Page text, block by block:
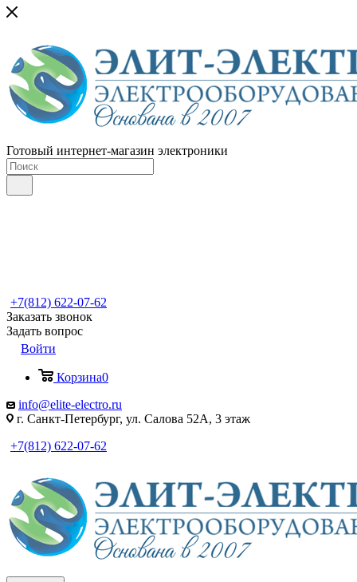
Готовый интернет-магазин электроники
+7(812) 622-07-62
Заказать звонок
Задать вопрос
Войти
Корзина0
info@elite-electro.ru
г. Санкт-Петербург, ул. Салова 52А, 3 этаж
+7(812) 622-07-62